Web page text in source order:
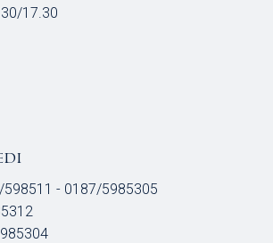
17.30
598511 - 0187/5985305